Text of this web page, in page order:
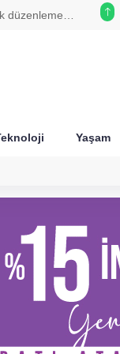
belli oldu
6.660,55
Yaşam